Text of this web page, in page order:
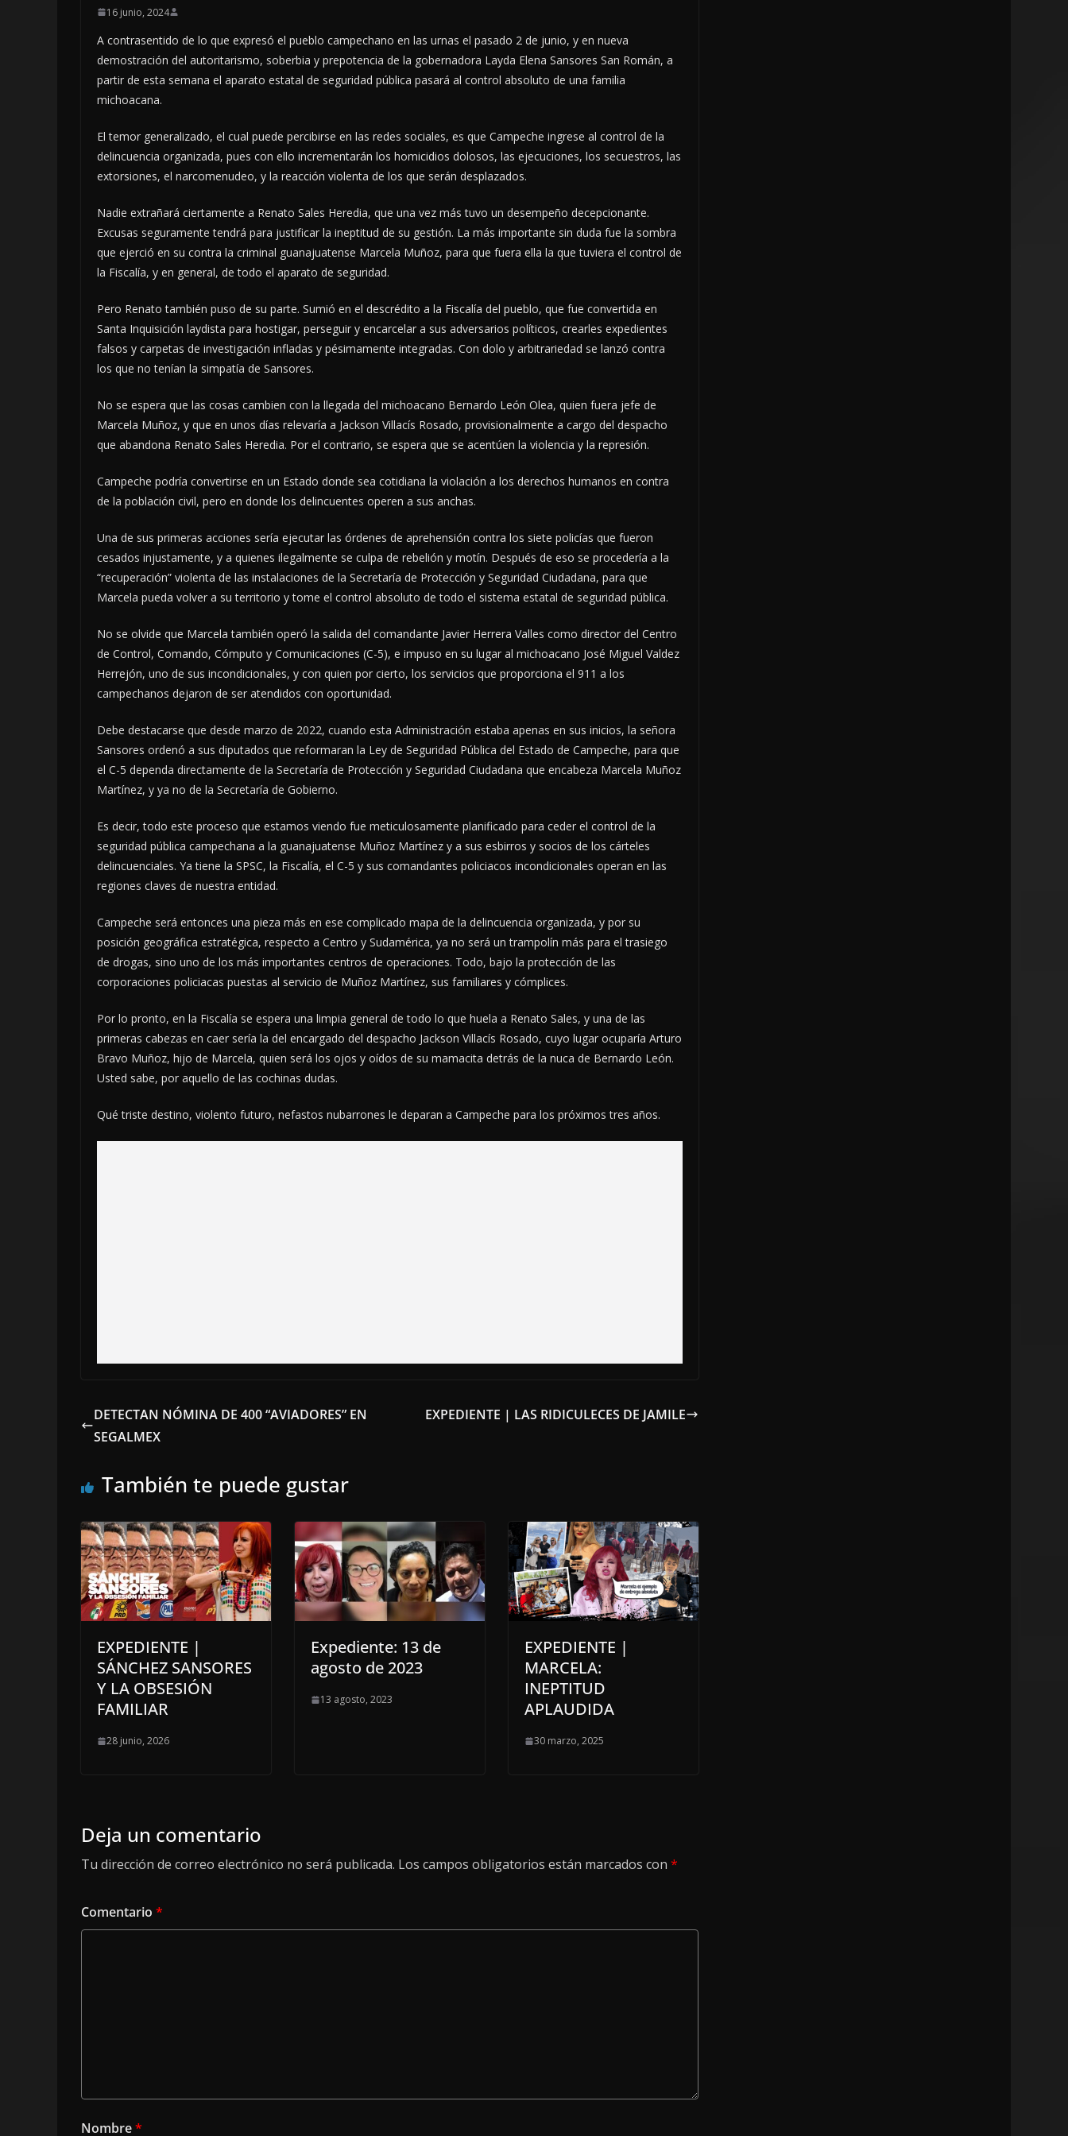
16 junio, 2024
A contrasentido de lo que expresó el pueblo campechano en las urnas el pasado 2 de junio, y en nueva
demostración del autoritarismo, soberbia y prepotencia de la gobernadora Layda Elena Sansores San Román, a
partir de esta semana el aparato estatal de seguridad pública pasará al control absoluto de una familia
michoacana.
El temor generalizado, el cual puede percibirse en las redes sociales, es que Campeche ingrese al control de la
delincuencia organizada, pues con ello incrementarán los homicidios dolosos, las ejecuciones, los secuestros, las
extorsiones, el narcomenudeo, y la reacción violenta de los que serán desplazados.
Nadie extrañará ciertamente a Renato Sales Heredia, que una vez más tuvo un desempeño decepcionante.
Excusas seguramente tendrá para justificar la ineptitud de su gestión. La más importante sin duda fue la sombra
que ejerció en su contra la criminal guanajuatense Marcela Muñoz, para que fuera ella la que tuviera el control de
la Fiscalía, y en general, de todo el aparato de seguridad.
Pero Renato también puso de su parte. Sumió en el descrédito a la Fiscalía del pueblo, que fue convertida en
Santa Inquisición laydista para hostigar, perseguir y encarcelar a sus adversarios políticos, crearles expedientes
falsos y carpetas de investigación infladas y pésimamente integradas. Con dolo y arbitrariedad se lanzó contra
los que no tenían la simpatía de Sansores.
No se espera que las cosas cambien con la llegada del michoacano Bernardo León Olea, quien fuera jefe de
Marcela Muñoz, y que en unos días relevaría a Jackson Villacís Rosado, provisionalmente a cargo del despacho
que abandona Renato Sales Heredia. Por el contrario, se espera que se acentúen la violencia y la represión.
Campeche podría convertirse en un Estado donde sea cotidiana la violación a los derechos humanos en contra
de la población civil, pero en donde los delincuentes operen a sus anchas.
Una de sus primeras acciones sería ejecutar las órdenes de aprehensión contra los siete policías que fueron
cesados injustamente, y a quienes ilegalmente se culpa de rebelión y motín. Después de eso se procedería a la
“recuperación” violenta de las instalaciones de la Secretaría de Protección y Seguridad Ciudadana, para que
Marcela pueda volver a su territorio y tome el control absoluto de todo el sistema estatal de seguridad pública.
No se olvide que Marcela también operó la salida del comandante Javier Herrera Valles como director del Centro
de Control, Comando, Cómputo y Comunicaciones (C-5), e impuso en su lugar al michoacano José Miguel Valdez
Herrejón, uno de sus incondicionales, y con quien por cierto, los servicios que proporciona el 911 a los
campechanos dejaron de ser atendidos con oportunidad.
Debe destacarse que desde marzo de 2022, cuando esta Administración estaba apenas en sus inicios, la señora
Sansores ordenó a sus diputados que reformaran la Ley de Seguridad Pública del Estado de Campeche, para que
el C-5 dependa directamente de la Secretaría de Protección y Seguridad Ciudadana que encabeza Marcela Muñoz
Martínez, y ya no de la Secretaría de Gobierno.
Es decir, todo este proceso que estamos viendo fue meticulosamente planificado para ceder el control de la
seguridad pública campechana a la guanajuatense Muñoz Martínez y a sus esbirros y socios de los cárteles
delincuenciales. Ya tiene la SPSC, la Fiscalía, el C-5 y sus comandantes policiacos incondicionales operan en las
regiones claves de nuestra entidad.
Campeche será entonces una pieza más en ese complicado mapa de la delincuencia organizada, y por su
posición geográfica estratégica, respecto a Centro y Sudamérica, ya no será un trampolín más para el trasiego
de drogas, sino uno de los más importantes centros de operaciones. Todo, bajo la protección de las
corporaciones policiacas puestas al servicio de Muñoz Martínez, sus familiares y cómplices.
Por lo pronto, en la Fiscalía se espera una limpia general de todo lo que huela a Renato Sales, y una de las
primeras cabezas en caer sería la del encargado del despacho Jackson Villacís Rosado, cuyo lugar ocuparía Arturo
Bravo Muñoz, hijo de Marcela, quien será los ojos y oídos de su mamacita detrás de la nuca de Bernardo León.
Usted sabe, por aquello de las cochinas dudas.
Qué triste destino, violento futuro, nefastos nubarrones le deparan a Campeche para los próximos tres años.
DETECTAN NÓMINA DE 400 “AVIADORES” EN
SEGALMEX
EXPEDIENTE | LAS RIDICULECES DE JAMILE
También te puede gustar
EXPEDIENTE |
SÁNCHEZ SANSORES
Y LA OBSESIÓN
FAMILIAR
28 junio, 2026
Expediente: 13 de
agosto de 2023
13 agosto, 2023
EXPEDIENTE |
MARCELA:
INEPTITUD
APLAUDIDA
30 marzo, 2025
Deja un comentario
Tu dirección de correo electrónico no será publicada. Los campos obligatorios están marcados con *
Comentario *
Nombre*